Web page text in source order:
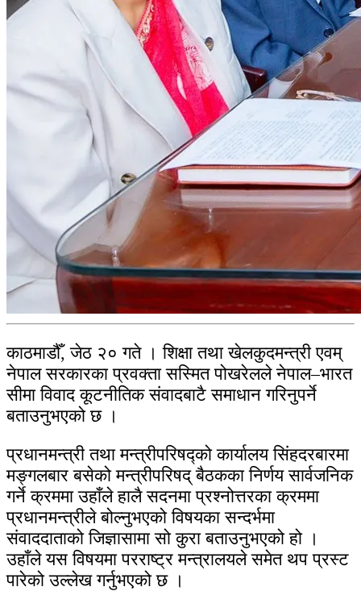
काठमाडौँ, जेठ २० गते । शिक्षा तथा खेलकुदमन्त्री एवम्
नेपाल सरकारका प्रवक्ता सस्मित पोखरेलले नेपाल–भारत
सीमा विवाद कूटनीतिक संवादबाटै समाधान गरिनुपर्ने
बताउनुभएको छ ।
प्रधानमन्त्री तथा मन्त्रीपरिषद्को कार्यालय सिंहदरबारमा
मङ्गलबार बसेको मन्त्रीपरिषद् बैठकका निर्णय सार्वजनिक
गर्ने क्रममा उहाँले हालै सदनमा प्रश्नोत्तरका क्रममा
प्रधानमन्त्रीले बोल्नुभएको विषयका सन्दर्भमा
संवाददाताको जिज्ञासामा सो कुरा बताउनुभएको हो ।
उहाँले यस विषयमा परराष्ट्र मन्त्रालयले समेत थप प्रस्ट
पारेको उल्लेख गर्नुभएको छ ।